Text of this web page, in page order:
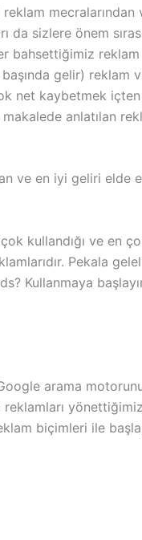
mecralarından
da sizlere önem
bahsettiğimiz reklam
gelir) reklam
net kaybetmek
anlatılan
ve en iyi geliri elde
kullandığı ve en
Pekala
Kullanmaya
arama
biçimleri ile